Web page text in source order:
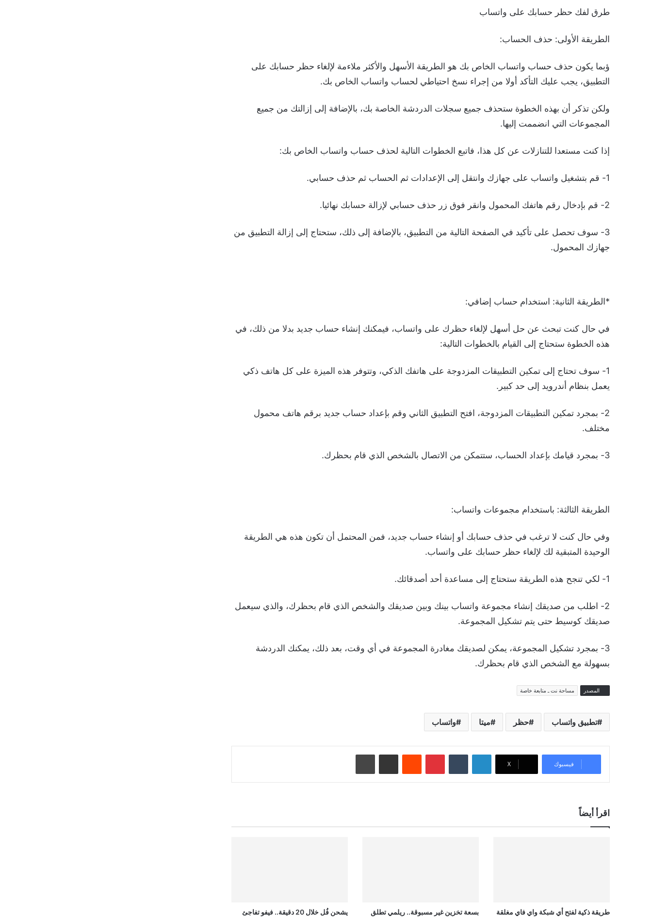
طرق لفك حظر حسابك على واتساب
الطريقة الأولى: حذف الحساب:
ؤبما يكون حذف حساب واتساب الخاص بك هو الطريقة الأسهل والأكثر ملاءمة لإلغاء حظر حسابك على
التطبيق، يجب عليك التأكد أولا من إجراء نسخ احتياطي لحساب واتساب الخاص بك.
ولكن تذكر أن بهذه الخطوة ستحذف جميع سجلات الدردشة الخاصة بك، بالإضافة إلى إزالتك من جميع
المجموعات التي انضممت إليها.
إذا كنت مستعدا للتنازلات عن كل هذا، فاتبع الخطوات التالية لحذف حساب واتساب الخاص بك:
1- قم بتشغيل واتساب على جهازك وانتقل إلى الإعدادات ثم الحساب ثم حذف حسابي.
2- قم بإدخال رقم هاتفك المحمول وانقر فوق زر حذف حسابي لإزالة حسابك نهائيا.
3- سوف تحصل على تأكيد في الصفحة التالية من التطبيق، بالإضافة إلى ذلك، ستحتاج إلى إزالة التطبيق من
جهازك المحمول.
*الطريقة الثانية: استخدام حساب إضافي:
في حال كنت تبحث عن حل أسهل لإلغاء حظرك على واتساب، فيمكنك إنشاء حساب جديد بدلا من ذلك، في
هذه الخطوة ستحتاج إلى القيام بالخطوات التالية:
1- سوف تحتاج إلى تمكين التطبيقات المزدوجة على هاتفك الذكي، وتتوفر هذه الميزة على كل هاتف ذكي
يعمل بنظام أندرويد إلى حد كبير.
2- بمجرد تمكين التطبيقات المزدوجة، افتح التطبيق الثاني وقم بإعداد حساب جديد برقم هاتف محمول
مختلف.
3- بمجرد قيامك بإعداد الحساب، ستتمكن من الاتصال بالشخص الذي قام بحظرك.
الطريقة الثالثة: باستخدام مجموعات واتساب:
وفي حال كنت لا ترغب في حذف حسابك أو إنشاء حساب جديد، فمن المحتمل أن تكون هذه هي الطريقة
الوحيدة المتبقية لك لإلغاء حظر حسابك على واتساب.
1- لكي تنجح هذه الطريقة ستحتاج إلى مساعدة أحد أصدقائك.
2- اطلب من صديقك إنشاء مجموعة واتساب بينك وبين صديقك والشخص الذي قام بحظرك، والذي سيعمل
صديقك كوسيط حتى يتم تشكيل المجموعة.
3- بمجرد تشكيل المجموعة، يمكن لصديقك مغادرة المجموعة في أي وقت، بعد ذلك، يمكنك الدردشة
بسهولة مع الشخص الذي قام بحظرك.
المصدر مساحة نت ـ متابعة خاصة
تطبيق واتساب حظر ميتا واتساب
فيسبوك ‫X
لينكدإن بينتيريست
اقرأ أيضاً
طريقة ذكية لفتح أي شبكة واي فاي مغلقة بسعة تخزين غير مسبوقة.. ريلمي تطلق يشحن فُل خلال 20 دقيقة.. فيفو تفاجئ